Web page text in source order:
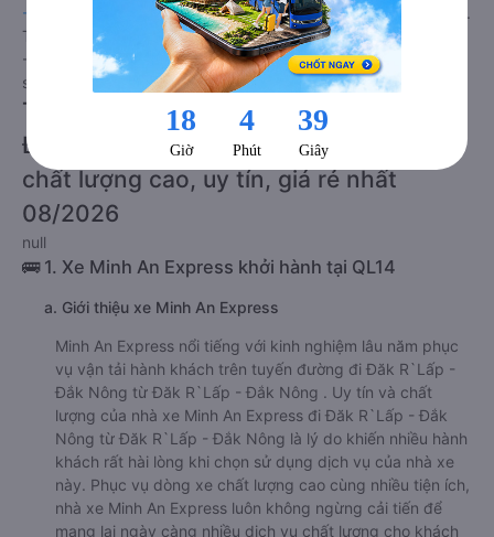
- Đắk Nông
rẻ nhất là 220000VND của hãng xe Việt Tân Phát.
Tùy thuộc vào chương trình khuyến mãi, giá vé Xe Đăk R`Lấp
- Đắk Nông đi Đăk R`Lấp - Đắk Nông giường nằm này có thể
sẽ rẻ hơn.
Tư vấn TOP 2 xe khách đi Đăk R`Lấp -
Đắk Nông từ Đăk R`Lấp - Đắk Nông
chất lượng cao, uy tín, giá rẻ nhất
08/2026
null
🚌 1. Xe Minh An Express khởi hành tại QL14
a. Giới thiệu xe Minh An Express
Minh An Express nổi tiếng với kinh nghiệm lâu năm phục
vụ vận tải hành khách trên tuyến đường đi Đăk R`Lấp -
Đắk Nông từ Đăk R`Lấp - Đắk Nông . Uy tín và chất
lượng của nhà xe Minh An Express đi Đăk R`Lấp - Đắk
Nông từ Đăk R`Lấp - Đắk Nông là lý do khiến nhiều hành
khách rất hài lòng khi chọn sử dụng dịch vụ của nhà xe
này. Phục vụ dòng xe chất lượng cao cùng nhiều tiện ích,
nhà xe Minh An Express luôn không ngừng cải tiến để
mang lại ngày càng nhiều dịch vụ chất lượng cho khách